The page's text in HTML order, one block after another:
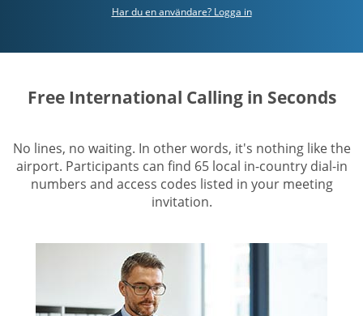
Har du en användare? Logga in
Free International Calling in Seconds
No lines, no waiting. In other words, it's nothing like the
airport. Participants can find 65 local in-country dial-in
numbers and access codes listed in your meeting
invitation.